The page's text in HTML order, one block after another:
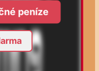
peníze